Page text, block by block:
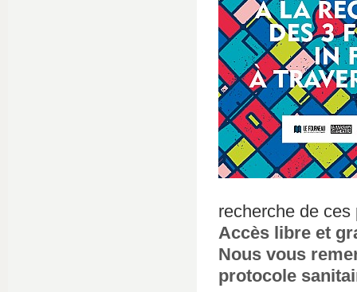
recherche de
Accès libre et
Nous vous
protocole